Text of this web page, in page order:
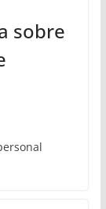
sobre